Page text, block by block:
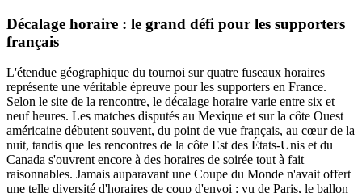
Décalage horaire : le grand défi pour les supporters
français
L'étendue géographique du tournoi sur quatre fuseaux horaires
représente une véritable épreuve pour les supporters en France.
Selon le site de la rencontre, le décalage horaire varie entre six et
neuf heures. Les matches disputés au Mexique et sur la côte Ouest
américaine débutent souvent, du point de vue français, au cœur de la
nuit, tandis que les rencontres de la côte Est des États-Unis et du
Canada s'ouvrent encore à des horaires de soirée tout à fait
raisonnables. Jamais auparavant une Coupe du Monde n'avait offert
une telle diversité d'horaires de coup d'envoi : vu de Paris, le ballon